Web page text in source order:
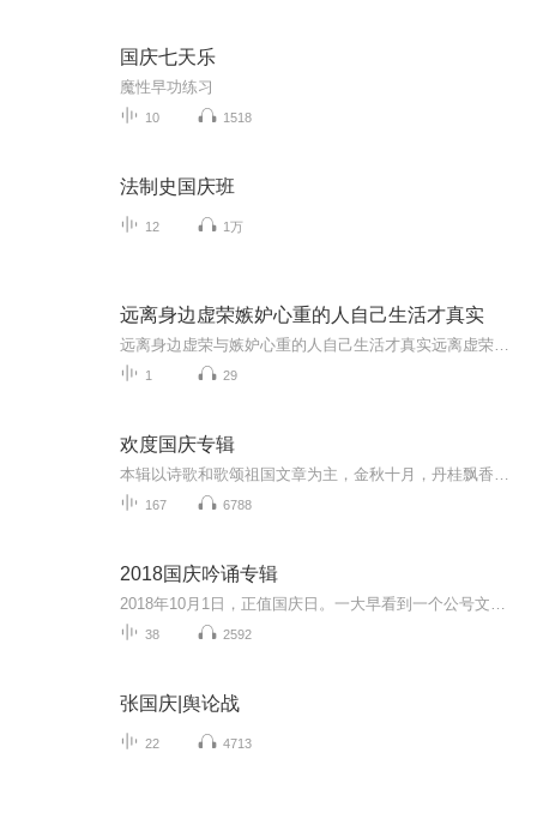
国庆七天乐
魔性早功练习
10 1518
法制史国庆班
12 1万
远离身边虚荣嫉妒心重的人自己生活才真实
1 29
欢度国庆专辑
167 6788
2018国庆吟诵专辑
38 2592
张国庆|舆论战
22 4713